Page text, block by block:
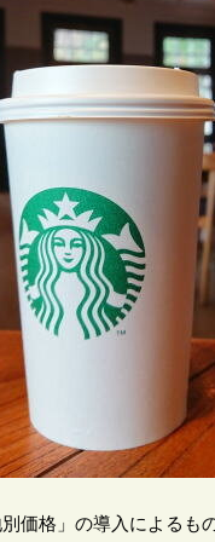
価格」の導入によるも